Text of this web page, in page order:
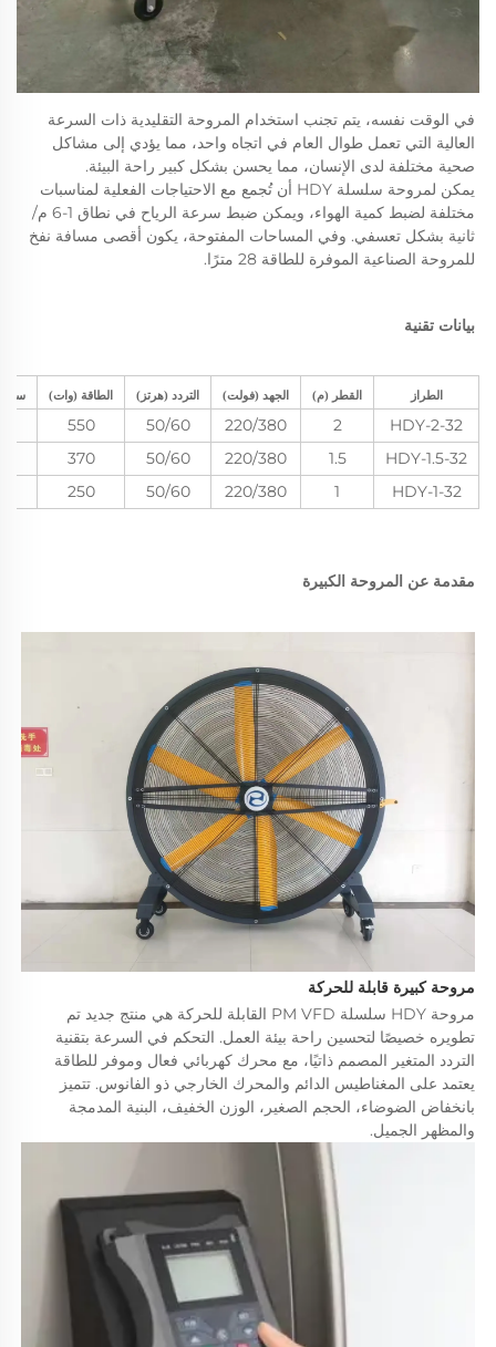
صحية مختلفة لدى الإنسان، مما يحسن بشكل كبير راحة البيئة.
مختلفة لضبط كمية الهواء، ويمكن ضبط سرعة الرياح في نطاق 1-6 م/
للمروحة الصناعية الموفرة للطاقة 28 مترًا.
بيانات تقنية
الطراز القطر (م) الجهد (فولت) التردد (هرتز) الطاقة (وات)
HDY-2-32
2
220/380
50/60
550
HDY-1.5-32
1.5
220/380
50/60
370
HDY-1-32
1
220/380
50/60
250
مقدمة عن المروحة الكبيرة
مروحة كبيرة قابلة للحركة
والمظهر الجميل.